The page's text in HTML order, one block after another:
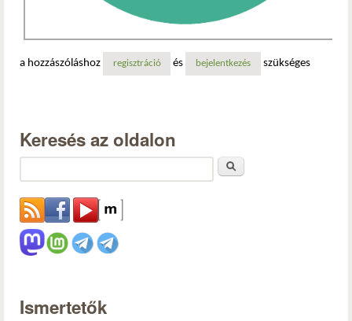
a hozzászóláshoz regisztráció és bejelentkezés szükséges
Keresés az oldalon
Ismertetők